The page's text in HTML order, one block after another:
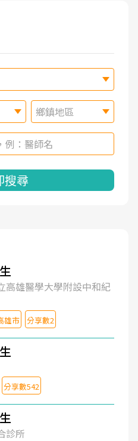
鄉鎮地區
搜尋
高雄醫學大學附設中和紀
雄市 分享數2
分享數542
診所